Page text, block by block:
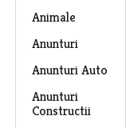
Animale
Anunturi
Anunturi Auto
Anunturi
Constructii